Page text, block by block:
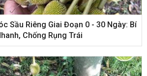
Sầu Riêng Giai Đoạn 0 - 30 Ngày: Bí
Chống Rụng Trái